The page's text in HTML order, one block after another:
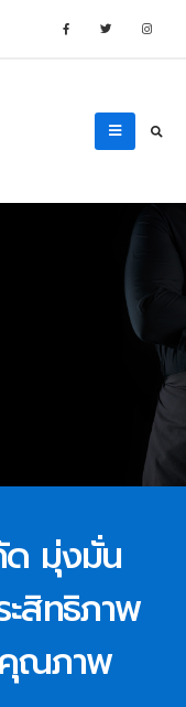
our industry,
institutions in
ด มุ่งมั่น
สิทธิภาพ
คุณภาพ